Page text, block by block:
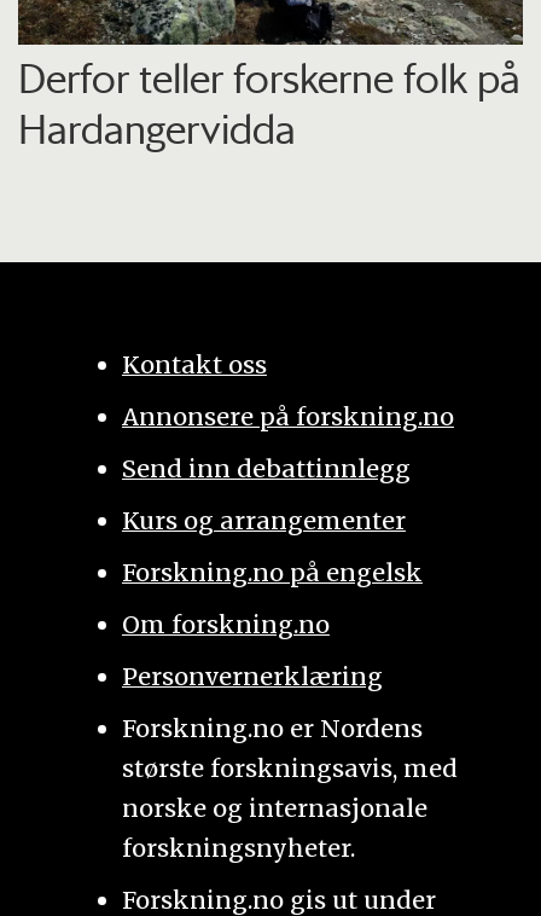
Derfor teller forskerne folk på
Hardangervidda
Kontakt oss
Annonsere på forskning.no
Send inn debattinnlegg
Kurs og arrangementer
Forskning.no på engelsk
Om forskning.no
Personvernerklæring
Forskning.no er Nordens
største forskningsavis, med
norske og internasjonale
forskningsnyheter.
Forskning.no gis ut under